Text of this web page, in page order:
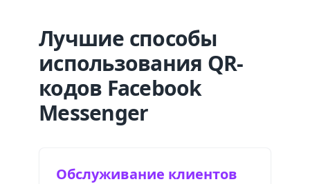
Лучшие способы
использования QR-
кодов Facebook
Messenger
Обслуживание клиентов